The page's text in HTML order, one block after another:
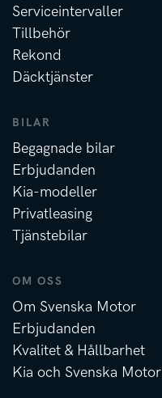
Serviceintervaller
Tillbehör
Rekond
Däcktjänster
BILAR
Begagnade bilar
Erbjudanden
Kia-modeller
Privatleasing
Tjänstebilar
OM OSS
Om Svenska Motor
Erbjudanden
Kvalitet & Hållbarhet
Kia och Svenska Motor